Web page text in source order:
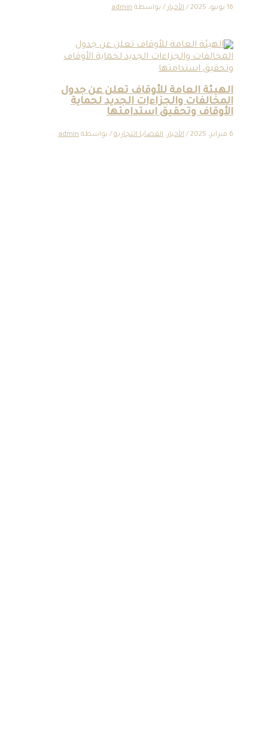
16 يونيو، 2025 / الأخبار / بواسطة admin
الهيئة العامة للأوقاف تعلن عن جدول
المخالفات والجزاءات الجديد لحماية
الأوقاف وتحقيق استدامتها
6 فبراير، 2025 / الأخبار, القضايا التجارية/ بواسطة admin